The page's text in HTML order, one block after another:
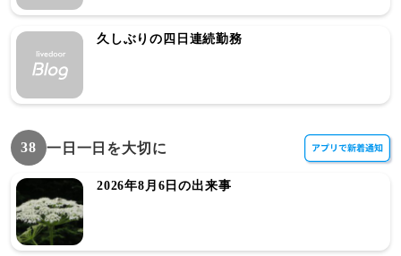
久しぶりの四日連続勤務
38 一日一日を大切に
2026年8月6日の出来事